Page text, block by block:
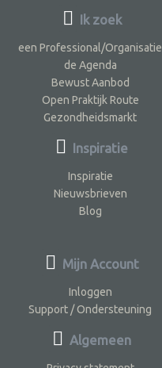
Ik zoek
een Professional/Organisatie
de Agenda
Bewust Aanbod
Open Praktijk Route
Gezondheidsmarkt
Inspiratie
Inspiratie
Nieuwsbrieven
Blog
Mijn Account
Inloggen
Support / Ondersteuning
Algemeen